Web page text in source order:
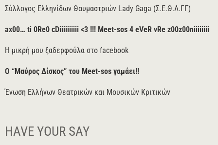
Σύλλογος Ελληνίδων Θαυμαστριών Lady Gaga (Σ.Ε.Θ.Λ.ΓΓ)
ax00… ti 0Re0 cDiiiiiiiiii <3 !!! Meet-sos 4 eVeR vRe z00z00niiiiiiii
Η μικρή μου ξαδερφούλα στο facebook
Ο “Μαύρος Δίσκος” του Meet-sos γαμάει!!
Ένωση Ελλήνων Θεατρικών και Μουσικών Κριτικών
HAVE YOUR SAY